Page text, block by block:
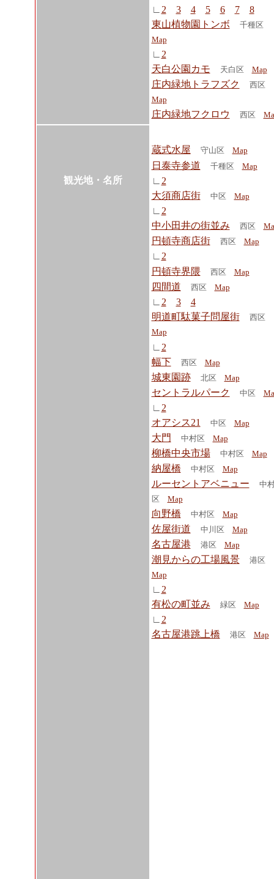
∟ 2 3 4 5 6 7
8
東山植物園トンボ
千種区
Map
∟ 2
天白公園カモ
天白区 Map
庄内緑地トラフズク
西区
Map
庄内緑地フクロウ 西区
観光地・名所
蔵式水屋 守山区 Map
日泰寺参道 千種区 Map
∟ 2
大須商店街
中区 Map
∟ 2
中小田井の街並み
西区
円頓寺商店街 西区 Map
∟ 2
円頓寺界隈
西区 Map
四間道 西区 Map
∟ 2 3
4
明道町駄菓子問屋街
西区
Map
∟ 2
幅下
西区 Map
城東園跡 北区 Map
セントラルパーク 中区
∟ 2
オアシス21
中区 Map
大門 中村区 Map
柳橋中央市場 中村区 Map
納屋橋 中村区 Map
ルーセントアベニュー
中
区 Map
向野橋 中村区 Map
佐屋街道 中川区 Map
名古屋港 港区 Map
潮見からの工場風景
港区
Map
∟ 2
有松の町並み
緑区 Map
∟ 2
名古屋港跳上橋
港区 Map